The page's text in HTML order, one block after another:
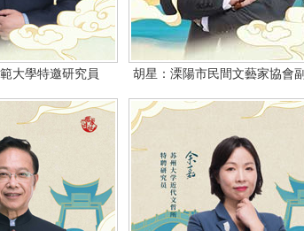
大學特邀研究員 胡星：溧陽市民間文藝家協會